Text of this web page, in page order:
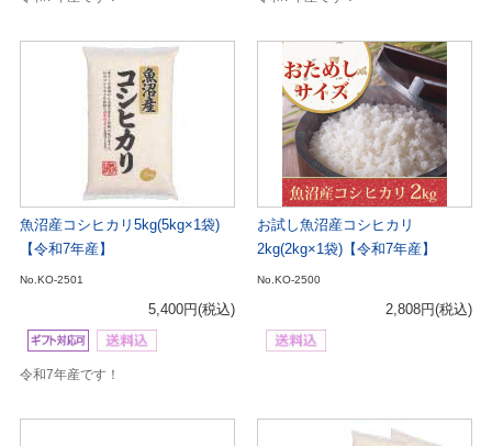
魚沼産コシヒカリ5kg(5kg×1袋)
【令和7年産】
No.KO-2501
5,400円(税込)
令和7年産です！
お試し魚沼産コシヒカリ
2kg(2kg×1袋)【令和7年産】
No.KO-2500
2,808円(税込)